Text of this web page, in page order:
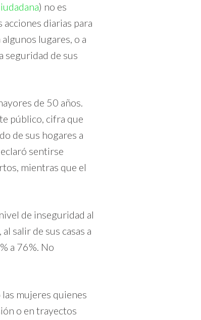
) no es
diarias para
lugares, o a
seguridad de sus
de 50 años.
público, cifra que
de sus hogares a
sentirse
mientras que el
de inseguridad al
salir de sus casas a
a 76%. No
mujeres quienes
o en trayectos